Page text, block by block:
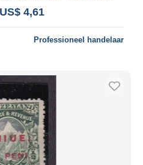
4,61
Professioneel handelaar